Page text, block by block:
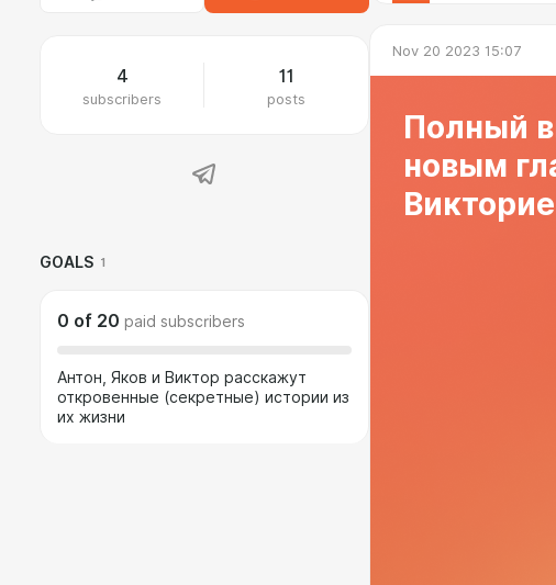
4
subscribers
11
posts
GOALS 1
0 of 20 paid subscribers
Антон, Яков и Виктор расскажут
откровенные (секретные) истории из
их жизни
Nov 20 2023 15:07
Полный
новым